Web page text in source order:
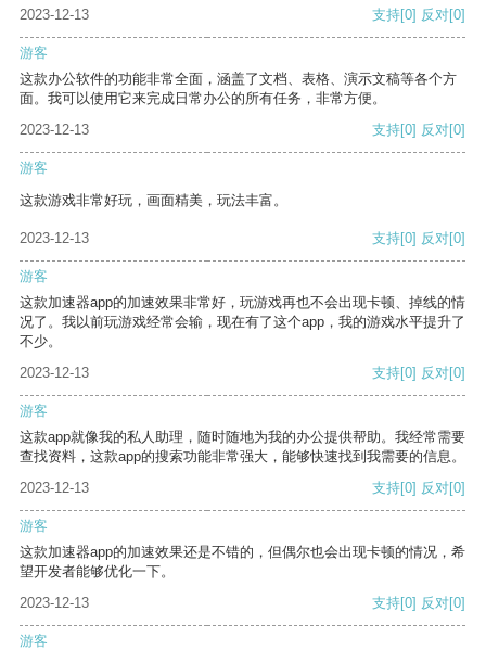
2023-12-13 支持[0] 反对[0]
游客
这款办公软件的功能非常全面，涵盖了文档、表格、演示文稿等各个方
面。我可以使用它来完成日常办公的所有任务，非常方便。
2023-12-13
支持[0] 反对[0]
游客
这款游戏非常好玩，画面精美，玩法丰富。
2023-12-13 支持[0] 反对[0]
游客
这款加速器app的加速效果非常好，玩游戏再也不会出现卡顿、掉线的情
况了。我以前玩游戏经常会输，现在有了这个app，我的游戏水平提升了
不少。
2023-12-13
支持[0] 反对[0]
游客
这款app就像我的私人助理，随时随地为我的办公提供帮助。我经常需要
查找资料，这款app的搜索功能非常强大，能够快速找到我需要的信息。
2023-12-13
支持[0] 反对[0]
游客
这款加速器app的加速效果还是不错的，但偶尔也会出现卡顿的情况，希
望开发者能够优化一下。
2023-12-13
支持[0] 反对[0]
游客